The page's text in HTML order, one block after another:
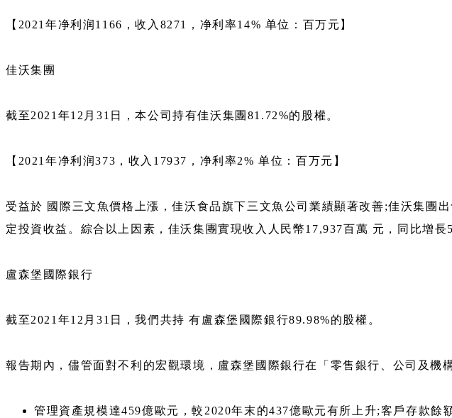
【2021年净利润1166，收入8271，净利率14% 单位：百万元】
佳沃集團
截至2021年12月31日，本公司持有佳沃集團81.72%的股權。
【2021年净利润373，收入17937，净利率2% 单位：百万元】
受益於 國際三文魚價格上漲，佳沃食品旗下三文魚公司業績顯著改善;佳沃集團
定投資收益。綜合以上因素，佳沃集團實現收入人民幣17,937百萬 元，同比增
盧森堡國際銀行
截至2021年12月31日，我們共持 有盧森堡國際銀行89.98%的股權。
報告期內，儘管面對不利的宏觀環境，盧森堡國際銀行在「零售銀行、公司及機
管理資產規模達459億歐元，較2020年末的437億歐元有所上升;客戶存款